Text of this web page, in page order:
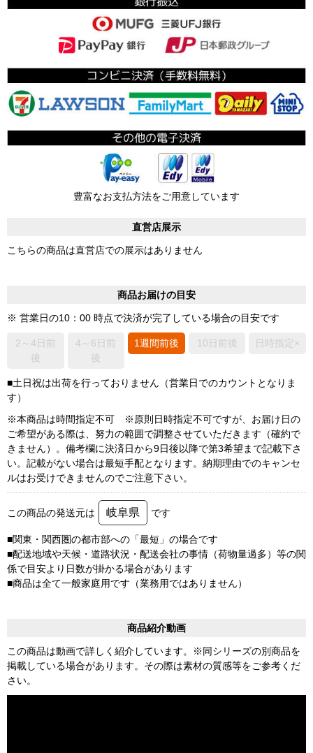
豊富なお支払方法をご用意しています
直営店展示
こちらの商品は直営店での展示はありません
商品お届けの目安
※ 営業日の10：00 時点で決済が完了している場合の目安です
2～4日前
後
4～6日前
後
1週間前後 10日前後 日時指定×
■土日祝は出荷を行っておりません（営業日でのカウントとなりま
す）
※本商品は時間指定不可 ※原則日時指定不可ですが、お届け日の
ご希望がある際は、努力の範囲で調整させていただきます（確約で
きません）。備考欄に決済日から9日後以降で第3希望まで記載下さ
い。記載がない場合は最短手配となります。納期理由でのキャンセ
ルはお受けできませんのでご注意下さい。
この商品の発送元は 岐阜県 です
■関東・関西圏の都市部への「最短」の場合です
■配送地域や天候・道路状況・配送会社の事情（荷物量過多）等の関
係で目安より日数が掛かる場合があります
■商品は全て一般家庭用です（業務用ではありません）
商品紹介動画
この商品は動画で詳しく紹介しています。※同シリーズの別商品を
掲載している場合があります。その際は素材の質感等をご参考くだ
さい。